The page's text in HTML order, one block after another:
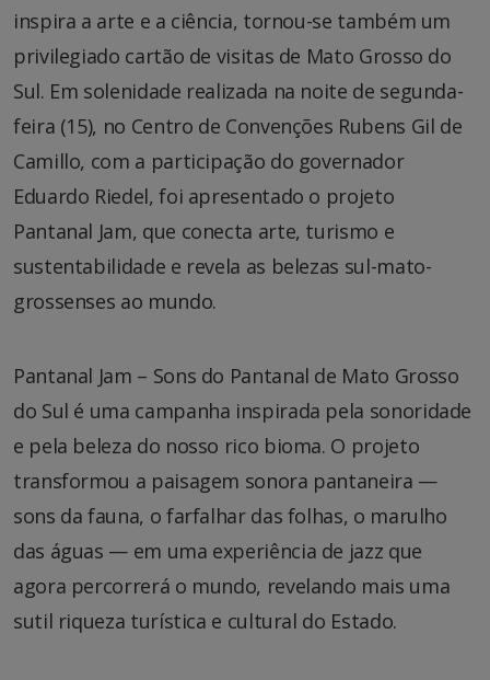
inspira a arte e a ciência, tornou-se também um
privilegiado cartão de visitas de Mato Grosso do
Sul. Em solenidade realizada na noite de segunda-
feira (15), no Centro de Convenções Rubens Gil de
Camillo, com a participação do governador
Eduardo Riedel, foi apresentado o projeto
Pantanal Jam, que conecta arte, turismo e
sustentabilidade e revela as belezas sul-mato-
grossenses ao mundo.
Pantanal Jam – Sons do Pantanal de Mato Grosso
do Sul é uma campanha inspirada pela sonoridade
e pela beleza do nosso rico bioma. O projeto
transformou a paisagem sonora pantaneira —
sons da fauna, o farfalhar das folhas, o marulho
das águas — em uma experiência de jazz que
agora percorrerá o mundo, revelando mais uma
sutil riqueza turística e cultural do Estado.